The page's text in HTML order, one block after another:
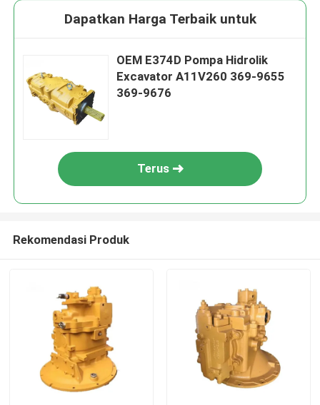
Dapatkan Harga Terbaik untuk
OEM E374D Pompa Hidrolik
Excavator A11V260 369-9655
369-9676
Terus
Rekomendasi Produk